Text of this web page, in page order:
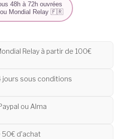
48h à 72h ouvrées
Mondial Relay 🇫🇷
Relay à partir de 100€
jours sous conditions
ou Alma
50€ d'achat